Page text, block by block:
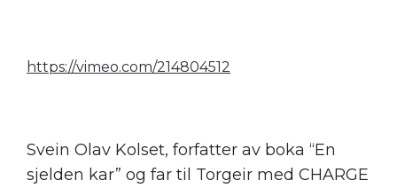
https://vimeo.com/214804512
Svein Olav Kolset, forfatter av boka “En
sjelden kar” og far til Torgeir med CHARGE